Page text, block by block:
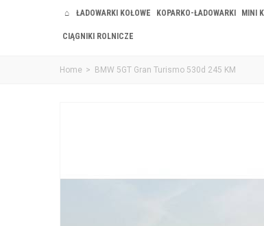
ŁADOWARKI KOŁOWE KOPARKO-ŁADOWARKI MINI
CIĄGNIKI ROLNICZE
Home > BMW 5GT Gran Turismo 530d 245 KM